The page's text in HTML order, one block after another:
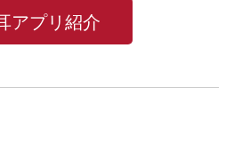
プリ紹介